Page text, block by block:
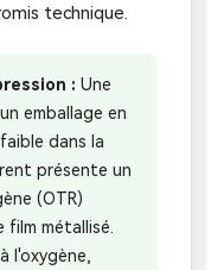
technique.
: Une
emballage en
dans la
présente un
(OTR)
film métallisé.
l'oxygène,